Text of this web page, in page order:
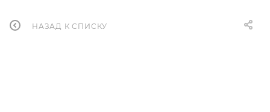
НАЗАД К СПИСКУ